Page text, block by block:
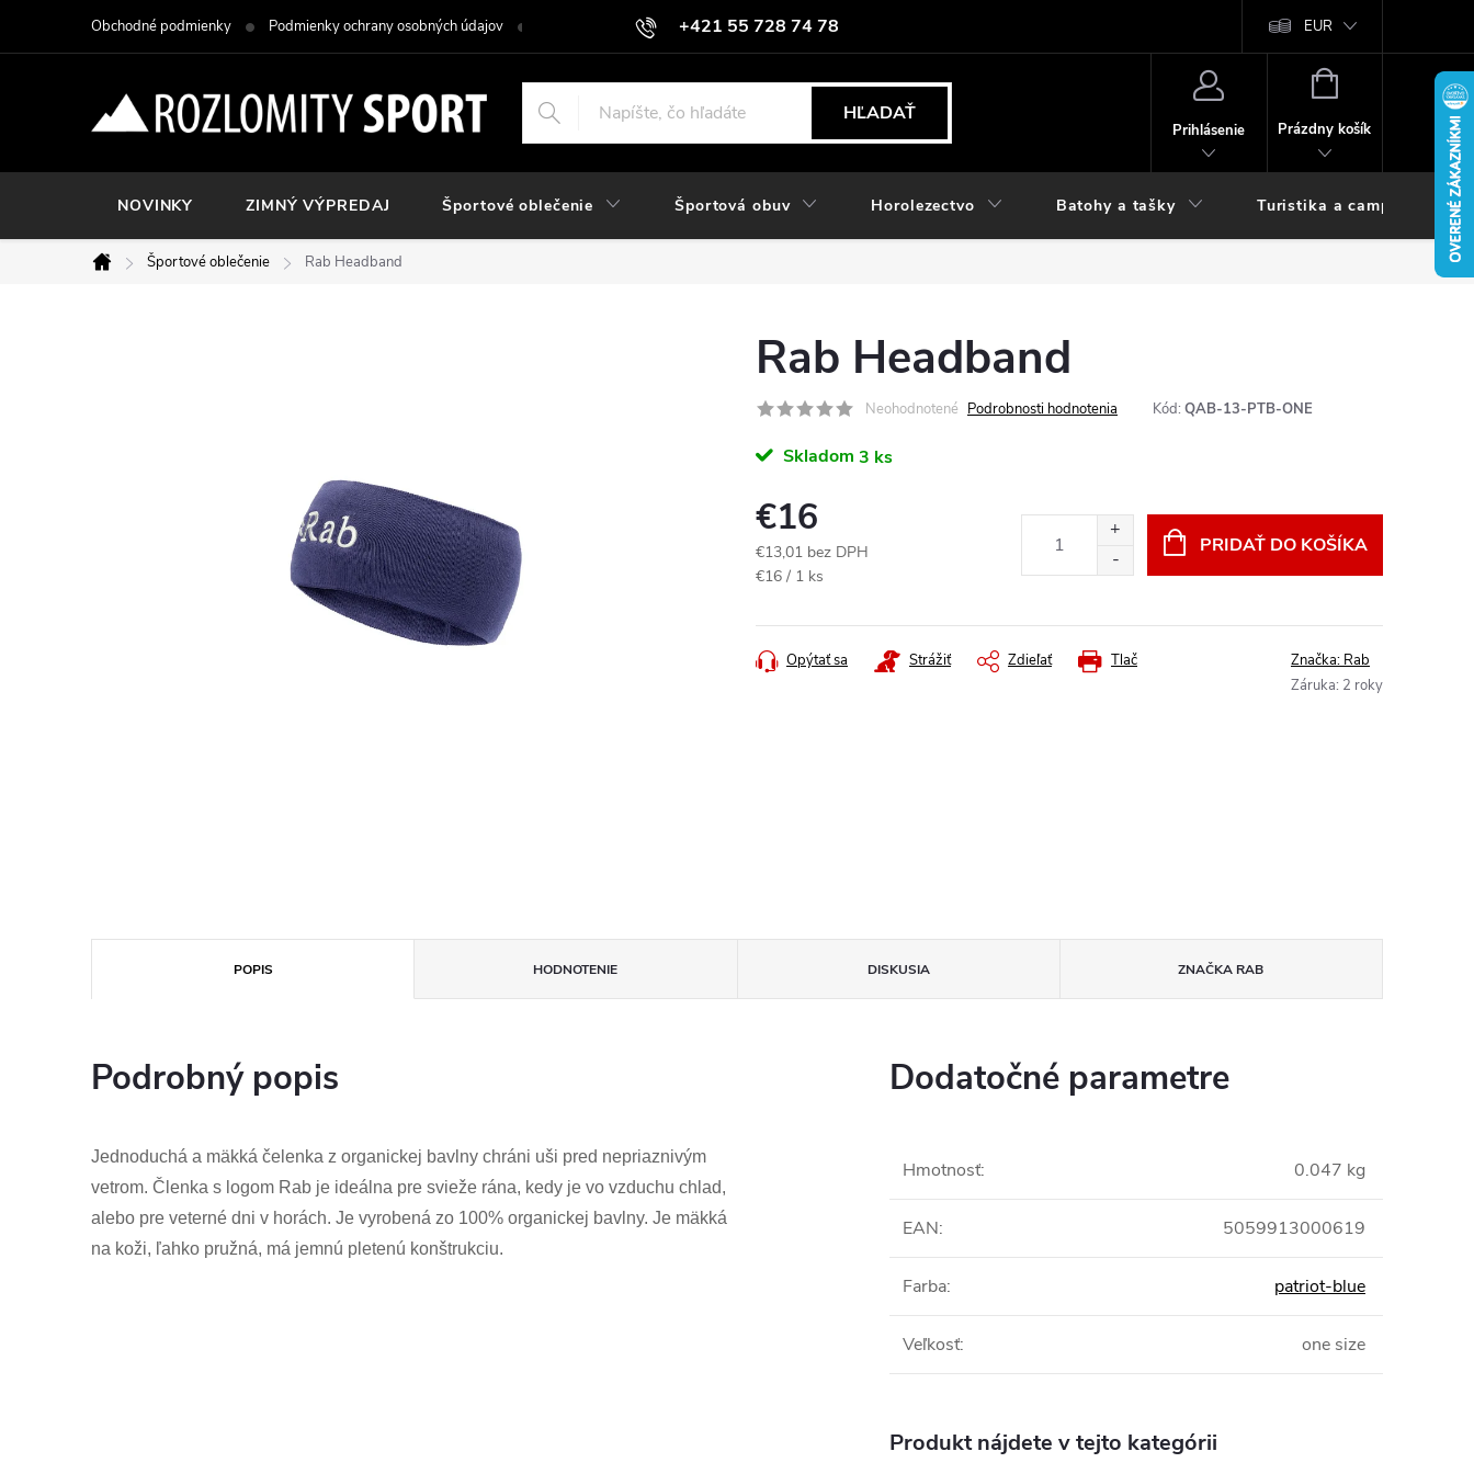
+421 55 728 74 78
objednavky@rozlomitysport.sk
Obchodné podmienky Podmienky ochrany osobných údajov Kontakt Hodnotenie obchodu EUR
HĽADAŤ
Prihlásenie
NÁKUPNÝ
Prázdny košík
NOVINKY ZIMNÝ VÝPREDAJ Športové oblečenie Športová obuv Horolezectvo Batohy a tašky Turistika a camping
Domov
Športové oblečenie Rab Headband
Rab Headband
Neohodnotené Podrobnosti hodnotenia Kód: QAB-13-PTB-ONE
Skladom 3 ks
€16
€13,01 bez DPH
Jednotková
€16 / 1 ks
PRIDAŤ DO KOŠÍKA
Tlač
Opýtať sa Strážiť Zdieľať Značka: Rab
Záruka: 2 roky
POPIS HODNOTENIE DISKUSIA ZNAČKA RAB
Podrobný popis
Jednoduchá a mäkká čelenka z organickej bavlny chráni uši pred nepriaznivým
vetrom. Členka s logom Rab je ideálna pre svieže rána, kedy je vo vzduchu chlad,
alebo pre veterné dni v horách. Je vyrobená zo 100% organickej bavlny. Je mäkká
na koži, ľahko pružná, má jemnú pletenú konštrukciu.
Dodatočné parametre
Hmotnosť: 0.047 kg
EAN: 5059913000619
Farba: patriot-blue
Veľkosť: one size
Produkt nájdete v tejto kategórii